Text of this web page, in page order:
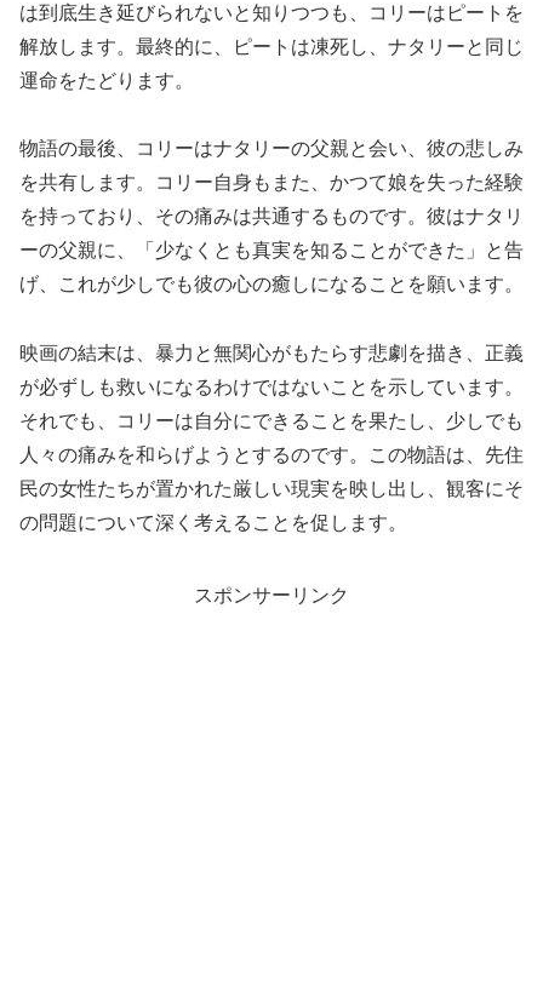
は到底生き延びられないと知りつつも、コリーはピートを
解放します。最終的に、ピートは凍死し、ナタリーと同じ
運命をたどります。
物語の最後、コリーはナタリーの父親と会い、彼の悲しみ
を共有します。コリー自身もまた、かつて娘を失った経験
を持っており、その痛みは共通するものです。彼はナタリ
ーの父親に、「少なくとも真実を知ることができた」と告
げ、これが少しでも彼の心の癒しになることを願います。
映画の結末は、暴力と無関心がもたらす悲劇を描き、正義
が必ずしも救いになるわけではないことを示しています。
それでも、コリーは自分にできることを果たし、少しでも
人々の痛みを和らげようとするのです。この物語は、先住
民の女性たちが置かれた厳しい現実を映し出し、観客にそ
の問題について深く考えることを促します。
スポンサーリンク